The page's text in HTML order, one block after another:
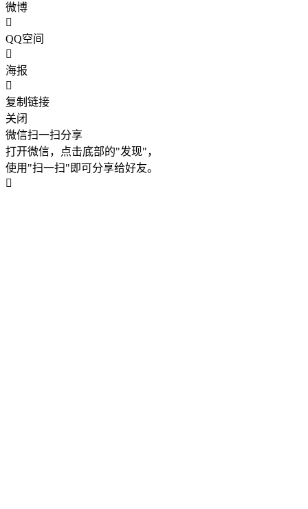
微博
QQ空间
海报
复制链接
关闭
微信扫一扫分享
打开微信，点击底部的"发现"，
使用"扫一扫"即可分享给好友。